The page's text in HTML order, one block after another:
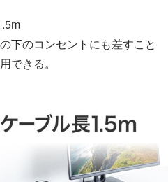
下のコンセントにも差すこと
できる。